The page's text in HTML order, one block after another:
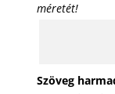
méretét!
Szöveg